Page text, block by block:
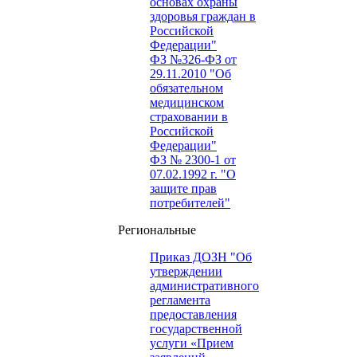
здоровья граждан в
Российской
Федерации"
ФЗ №326-ФЗ от
29.11.2010 "Об
обязательном
медицинском
страховании в
Российской
Федерации"
ФЗ № 2300-1 от
07.02.1992 г. "О
защите прав
потребителей"
Региональные
Приказ ДОЗН "Об
утверждении
административного
регламента
предоставления
государственной
услуги «Прием